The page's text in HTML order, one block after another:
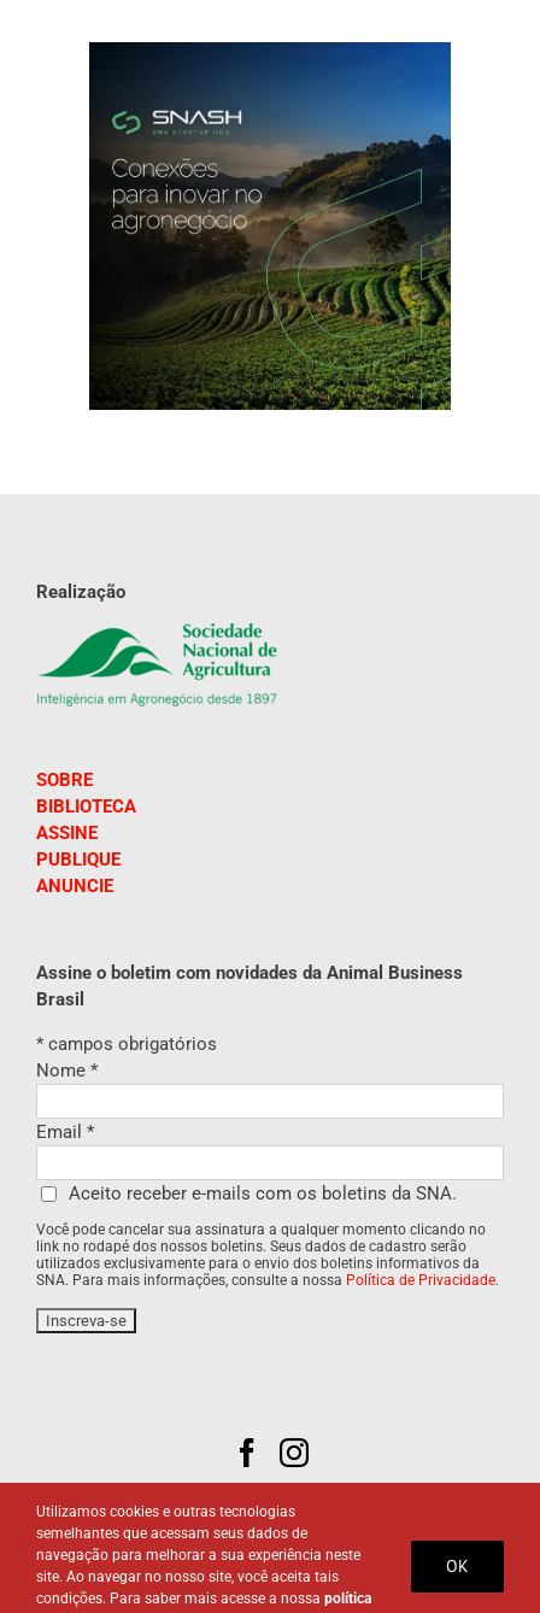
Realização
SOBRE
BIBLIOTECA
ASSINE
PUBLIQUE
ANUNCIE
Assine o boletim com novidades da Animal Business
Brasil
* campos obrigatórios
Nome *
Email *
Aceito receber e-mails com os boletins da SNA.
Você pode cancelar sua assinatura a qualquer momento clicando no
link no rodapé dos nossos boletins. Seus dados de cadastro serão
utilizados exclusivamente para o envio dos boletins informativos da
SNA. Para mais informações, consulte a nossa Política de Privacidade.
© 2020. Sociedade Nacional de Agricultura.
Política de
Utilizamos cookies e outras tecnologias
semelhantes que acessam seus dados de
navegação para melhorar a sua experiência neste
site. Ao navegar no nosso site, você aceita tais
condições. Para saber mais acesse a nossa política
OK